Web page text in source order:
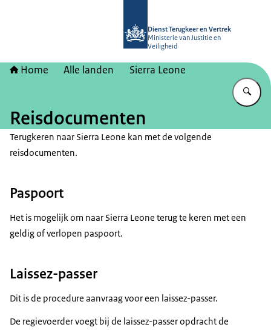
Dienst Terugkeer en Vertrek
Ministerie van Justitie en
Veiligheid
Home Alle landen Sierra Leone
Reisdocumenten
Terugkeren naar Sierra Leone kan met de volgende
reisdocumenten.
Paspoort
Het is mogelijk om naar Sierra Leone terug te keren met een
geldig of verlopen paspoort.
Laissez-passer
Dit is de procedure aanvraag voor een laissez-passer.
De regievoerder voegt bij de laissez-passer opdracht de